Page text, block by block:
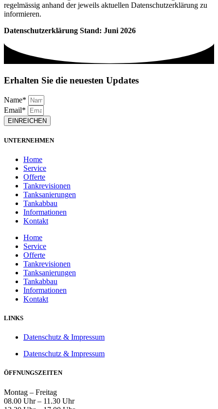
regelmässig anhand der jeweils aktuellen Datenschutzerklärung zu
informieren.
Datenschutzerklärung Stand: Juni 2026
Erhalten Sie die neuesten Updates
Name*
Email*
EINREICHEN
UNTERNEHMEN
Home
Service
Offerte
Tankrevisionen
Tanksanierungen
Tankabbau
Informationen
Kontakt
Home
Service
Offerte
Tankrevisionen
Tanksanierungen
Tankabbau
Informationen
Kontakt
LINKS
Datenschutz & Impressum
Datenschutz & Impressum
ÖFFNUNGSZEITEN
Montag – Freitag
08.00 Uhr – 11.30 Uhr